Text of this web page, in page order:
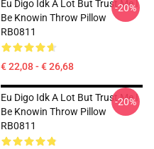
Eu Digo Idk A Lot But Trust Me I
Be Knowin Throw Pillow
RB0811
€ 22,08 - € 26,68
-20%
Eu Digo Idk A Lot But Trust Me I
Be Knowin Throw Pillow
RB0811
-20%